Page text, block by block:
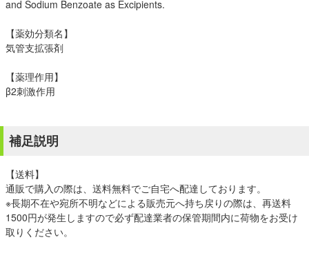
and Sodium Benzoate as Excipients.
【薬効分類名】
気管支拡張剤
【薬理作用】
β2刺激作用
補足説明
【送料】
通販で購入の際は、送料無料でご自宅へ配達しております。
※長期不在や宛所不明などによる販売元へ持ち戻りの際は、再送料
1500円が発生しますので必ず配達業者の保管期間内に荷物をお受け
取りください。